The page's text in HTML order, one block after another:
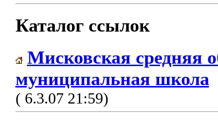
Каталог ссылок
Мисковская средняя
муниципальная школа
( 6.3.07 21:59)